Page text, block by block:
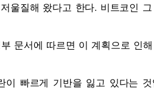
울질해 왔다고 한다. 비트코인
문서에 따르면 이 계획으로 인
빠르게 기반을 잃고 있다는 것